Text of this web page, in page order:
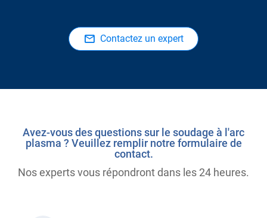
Contactez un expert
Avez-vous des questions sur le soudage à l'arc
plasma ? Veuillez remplir notre formulaire de
contact.
Nos experts vous répondront dans les 24 heures.